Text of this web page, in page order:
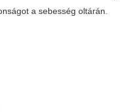
a sebesség oltárán.